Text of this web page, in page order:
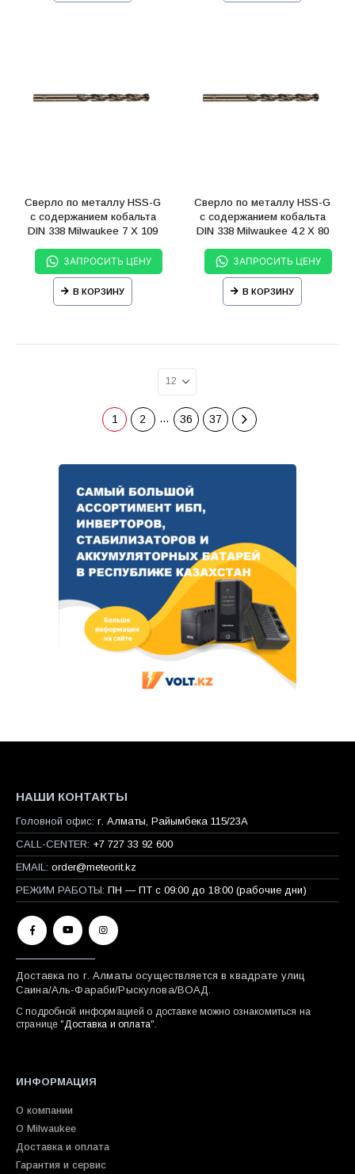
Сверло по металлу HSS-G
с содержанием кобальта
DIN 338 Milwaukee 7 X 109
ЗАПРОСИТЬ ЦЕНУ
В КОРЗИНУ
Сверло по металлу HSS-G
с содержанием кобальта
DIN 338 Milwaukee 4.2 X 80
ЗАПРОСИТЬ ЦЕНУ
В КОРЗИНУ
1 2 … 36 37
НАШИ КОНТАКТЫ
Головной офис: г. Алматы, Райымбека 115/23A
CALL-CENTER: +7 727 33 92 600
EMAIL: order@meteorit.kz
РЕЖИМ РАБОТЫ: ПН — ПТ с 09:00 до 18:00 (рабочие дни)
Доставка по г. Алматы осуществляется в квадрате улиц
Саина/Аль-Фараби/Рыскулова/ВОАД.
С подробной информацией о доставке можно ознакомиться на
странице "Доставка и оплата".
ИНФОРМАЦИЯ
О компании
О Milwaukee
Доставка и оплата
Гарантия и сервис